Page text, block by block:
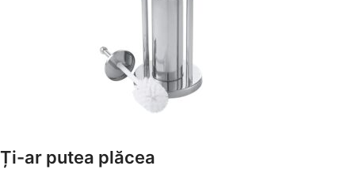
Suporți Hârtie Igenică
Ți-ar putea plăcea